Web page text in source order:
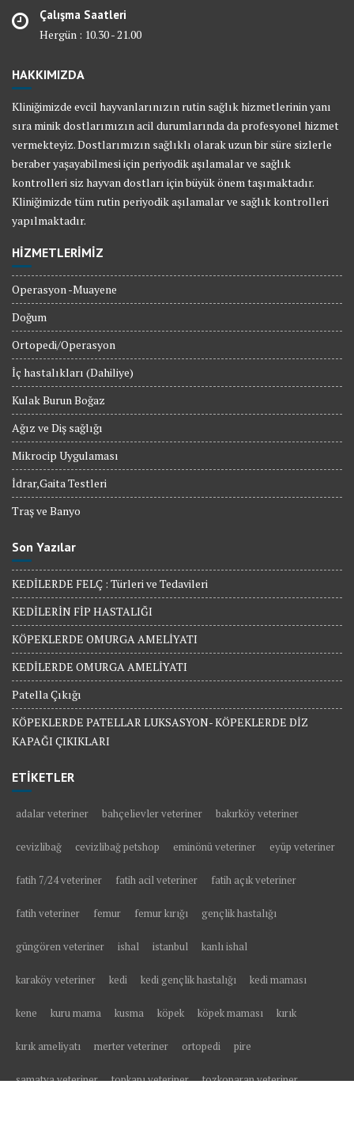
Çalışma Saatleri
Hergün : 10.30 - 21.00
HAKKIMIZDA
Kliniğimizde evcil hayvanlarınızın rutin sağlık hizmetlerinin yanı
sıra minik dostlarımızın acil durumlarında da profesyonel hizmet
vermekteyiz. Dostlarımızın sağlıklı olarak uzun bir süre sizlerle
beraber yaşayabilmesi için periyodik aşılamalar ve sağlık
kontrolleri siz hayvan dostları için büyük önem taşımaktadır.
Kliniğimizde tüm rutin periyodik aşılamalar ve sağlık kontrolleri
yapılmaktadır.
HİZMETLERİMİZ
Operasyon -Muayene
Doğum
Ortopedi/Operasyon
İç hastalıkları (Dahiliye)
Kulak Burun Boğaz
Ağız ve Diş sağlığı
Mikrocip Uygulaması
İdrar,Gaita Testleri
Traş ve Banyo
Son Yazılar
KEDİLERDE FELÇ : Türleri ve Tedavileri
KEDİLERİN FİP HASTALIĞI
KÖPEKLERDE OMURGA AMELİYATI
KEDİLERDE OMURGA AMELİYATI
Patella Çıkığı
KÖPEKLERDE PATELLAR LUKSASYON- KÖPEKLERDE DİZ
KAPAĞI ÇIKIKLARI
ETİKETLER
adalar veteriner bahçelievler veteriner bakırköy veteriner
cevizlibağ cevizlibağ petshop eminönü veteriner eyüp veteriner
fatih 7/24 veteriner fatih acil veteriner fatih açık veteriner
fatih veteriner femur femur kırığı gençlik hastalığı
güngören veteriner ishal istanbul kanlı ishal
karaköy veteriner kedi kedi gençlik hastalığı kedi maması
kene kuru mama kusma köpek köpek maması kırık
kırık ameliyatı merter veteriner ortopedi pire
samatya veteriner topkapı veteriner tozkoparan veteriner